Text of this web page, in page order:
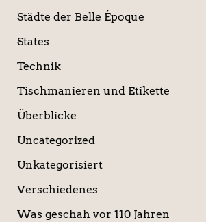
Städte der Belle Époque
States
Technik
Tischmanieren und Etikette
Überblicke
Uncategorized
Unkategorisiert
Verschiedenes
Was geschah vor 110 Jahren